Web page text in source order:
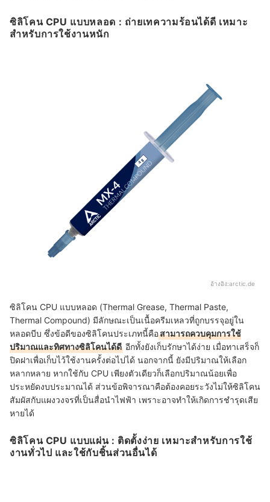
ซิลิโคน CPU แบบหลอด : ถ่ายเทความร้อนได้ดี เหมาะ
สำหรับการใช้งานหนัก
อ้างอิง:arctic.de
ซิลิโคน CPU แบบหลอด (Thermal Grease, Thermal Paste,
Thermal Compound) มีลักษณะเป็นเนื้อครีมเหลวที่ถูกบรรจุอยู่ใน
หลอดบีบ ซึ่งข้อดีของซิลิโคนประเภทนี้คือสามารถควบคุมการใช้
ปริมาณและทิศทางซิลิโคนได้ดี อีกทั้งยังเก็บรักษาได้ง่าย เมื่อทาเสร็จก็
ปิดฝาเพื่อเก็บไว้ใช้งานครั้งต่อไปได้ นอกจากนี้ ยังมีปริมาณให้เลือก
หลากหลาย หากใช้กับ CPU เพียงตัวเดียวก็เลือกปริมาณน้อยเพื่อ
ประหยัดงบประมาณได้ ส่วนข้อพิจารณาคือต้องคอยระวังไม่ให้ซิลิโคน
สัมผัสกับแผงวงจรที่เป็นสื่อนำไฟฟ้า เพราะอาจทำให้เกิดการชำรุดเสีย
หายได้
ซิลิโคน CPU แบบแผ่น : ติดตั้งง่าย เหมาะสำหรับการใช้
งานทั่วไป และใช้กับชิ้นส่วนอื่นได้